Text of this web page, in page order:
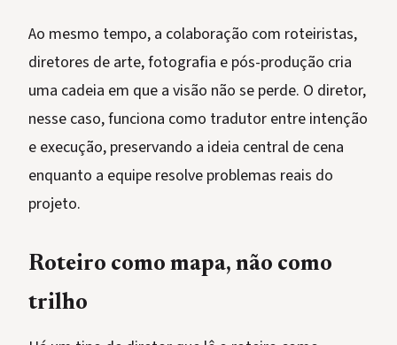
Ao mesmo tempo, a colaboração com roteiristas,
diretores de arte, fotografia e pós-produção cria
uma cadeia em que a visão não se perde. O diretor,
nesse caso, funciona como tradutor entre intenção
e execução, preservando a ideia central de cena
enquanto a equipe resolve problemas reais do
projeto.
Roteiro como mapa, não como
trilho